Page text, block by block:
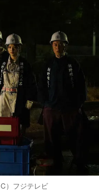
）フジテレビ